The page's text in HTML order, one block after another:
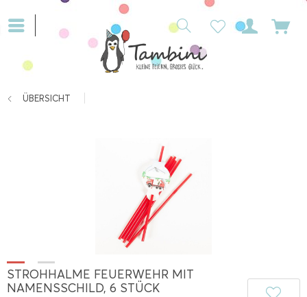
ÜBERSICHT
STROHHALME FEUERWEHR MIT
NAMENSSCHILD, 6 STÜCK